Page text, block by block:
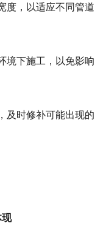
度，以适应不同管道
境下施工，以免影响
及时修补可能出现的
现